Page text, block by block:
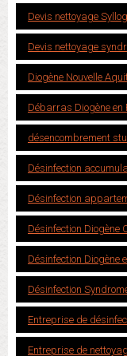
Devis nettoyage
Devis nettoyage
Diogène Nouvelle
Débarras Diogène en
désencombrement
Désinfection
Désinfection
Désinfection Diogène
Désinfection Diogène
Désinfection
Entreprise de
Entreprise de